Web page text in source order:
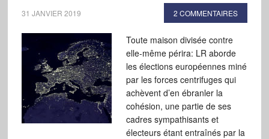
31 JANVIER 2019 2 COMMENTAIRES
Toute maison divisée contre
elle-même périra: LR aborde
les élections européennes miné
par les forces centrifuges qui
achèvent d’en ébranler la
cohésion, une partie de ses
cadres sympathisants et
électeurs étant entraînés par la